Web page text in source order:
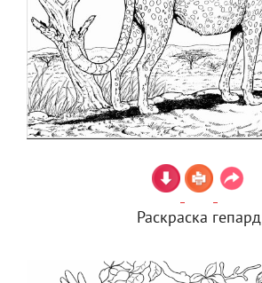
Раскраска гепард